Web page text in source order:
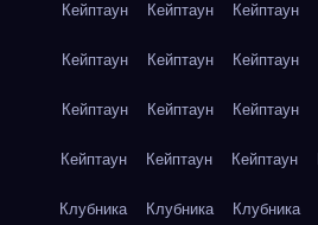
Кейптаун Кейптаун Кейптаун
Кейптаун Кейптаун Кейптаун
Кейптаун Кейптаун Кейптаун
Кейптаун Кейптаун Кейптаун
Клубника Клубника Клубника